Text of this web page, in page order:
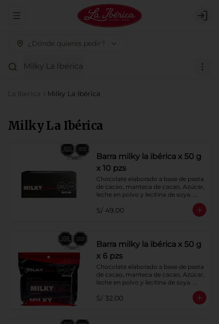
Abrir menu de navegación
¿Dónde quieres pedir?
Milky La Ibérica
La Iberica Milky La Ibérica
Milky La Ibérica
Barra milky la ibérica x 50 g
x 10 pzs
Chocolate elaborado a base de pasta
de cacao, manteca de cacao, Azúcar,
leche en polvo y lecitina de soya.
S/ 49.00
Barra milky la ibérica x 50 g
x 6 pzs
Chocolate elaborado a base de pasta
de cacao, manteca de cacao, Azúcar,
leche en polvo y lecitina de soya.
S/ 32.00